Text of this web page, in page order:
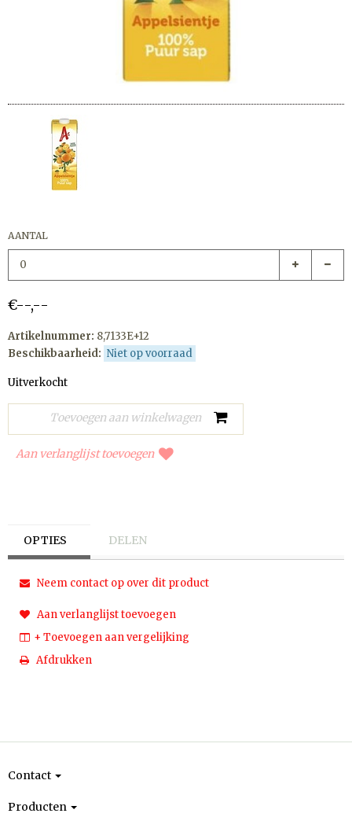
AANTAL
€--,--
Artikelnummer: 8,7133E+12
Beschikbaarheid: Niet op voorraad
Uitverkocht
Aan verlanglijst toevoegen
OPTIES DELEN
Neem contact op over dit product
Aan verlanglijst toevoegen
+ Toevoegen aan vergelijking
Afdrukken
Contact
Producten